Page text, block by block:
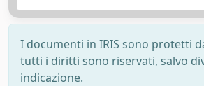
I documenti in IRIS sono protetti
tutti i diritti sono riservati, salvo
indicazione.